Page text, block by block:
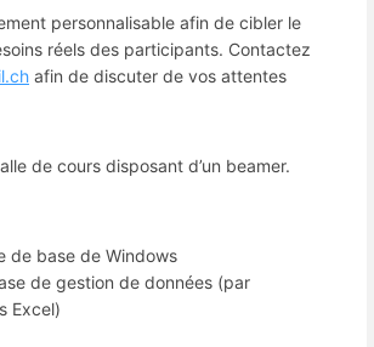
personnalisable afin de cibler le
réels des participants. Contactez
afin de discuter de vos attentes
de cours disposant d’un beamer.
de base de Windows
de gestion de données (par
Excel)